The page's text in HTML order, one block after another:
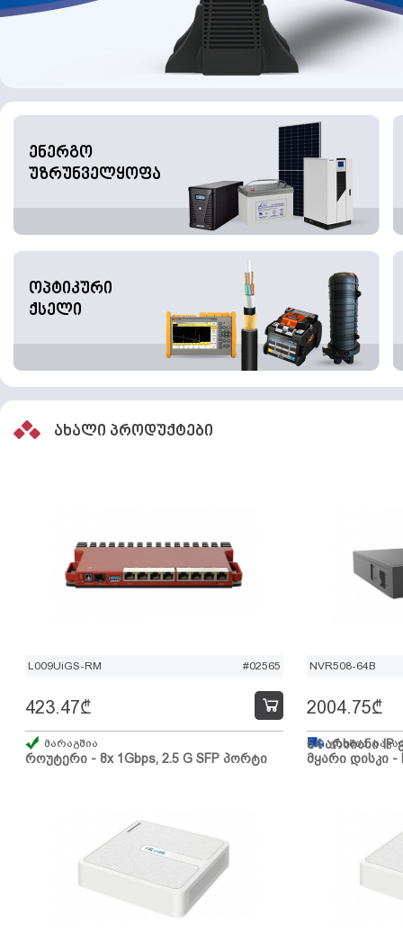
ენერგო
უზრუნველყოფა
ოპტიკური
ქსელი
ახალი პროდუქტები
L009UiGS-RM #02565
როუტერი - 8x 1Gbps, 2.5 G SFP პორტი
423.47₾
მარაგშია
NVR508-64B
64 არხიანი IP
მყარი დისკი -
2004.75₾
გზაშია,